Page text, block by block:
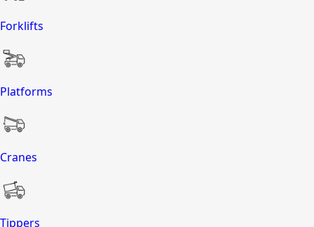
Forklifts
Platforms
Cranes
Tippers